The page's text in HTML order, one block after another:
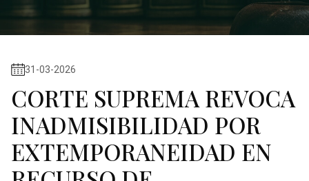
31-03-2026
CORTE SUPREMA REVOCA
INADMISIBILIDAD POR
EXTEMPORANEIDAD EN